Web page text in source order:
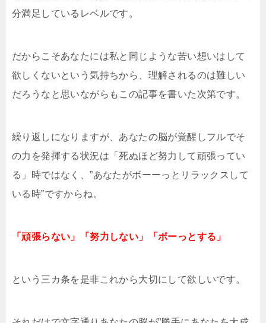
分満足しているレベルです。
だからこそあなたには私と同じような苦い想いはして
欲しくないという気持ちから、理解されるのは難しい
だろうなと思いながらもこの記事を書いた次第です。
繰り返しになりますが、あなたの脳が覚醒しフルでそ
の力を発揮する状況は「死ぬほど努力して頑張ってい
る」時ではなく、”あなたがボーーっとリラックスして
いる時”ですからね。
「頑張らない」「努力しない」「ボーっとする」
という三カ条を是非これから大切にして欲しいです。